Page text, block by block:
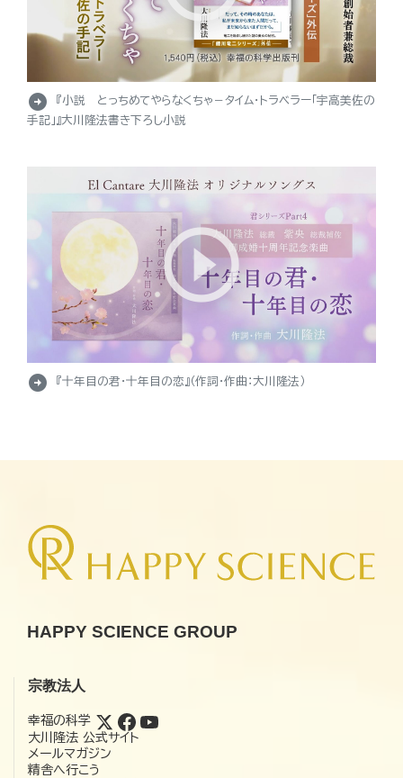
arrow_circle_right
『小説 とっちめてやらなくちゃ－タイム・トラベラー「宇高美佐の
手記」』大川隆法書き下ろし小説
arrow_circle_right 『十年目の君・十年目の恋』（作詞・作曲：大川隆法）
HAPPY SCIENCE GROUP
宗教法人
幸福の科学
大川隆法 公式サイト
メールマガジン
精舎へ行こう